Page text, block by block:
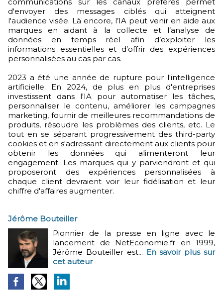
d'envoyer des messages ciblés qui atteignent
l'audience visée. Là encore, l’IA peut venir en aide aux
marques en aidant à la collecte et l’analyse de
données en temps réel afin d’exploiter les
informations essentielles et d’offrir des expériences
personnalisées au cas par cas.
2023 a été une année de rupture pour l'intelligence
artificielle. En 2024, de plus en plus d'entreprises
investissent dans l'IA pour automatiser les tâches,
personnaliser le contenu, améliorer les campagnes
marketing, fournir de meilleures recommandations de
produits, résoudre les problèmes des clients, etc. Le
tout en se séparant progressivement des third-party
cookies et en s'adressant directement aux clients pour
obtenir les données qui alimenteront leur
engagement. Les marques qui y parviendront et qui
proposeront des expériences personnalisées à
chaque client devraient voir leur fidélisation et leur
chiffre d'affaires augmenter.
Jérôme Bouteiller
Pionnier de la presse en ligne avec le
lancement de NetEconomie.fr en 1999,
Jérôme Bouteiller est... En savoir plus sur
cet auteur